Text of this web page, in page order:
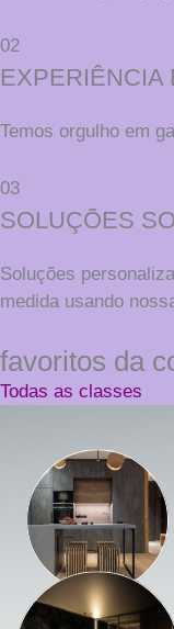
02
EXPERIÊNCIA
Temos orgulho em
03
SOLUÇÕES
Soluções
medida usando
favoritos da
Todas as classes